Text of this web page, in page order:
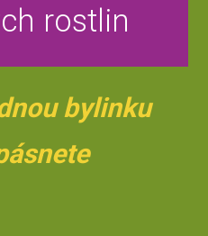
rostlin
bylinku